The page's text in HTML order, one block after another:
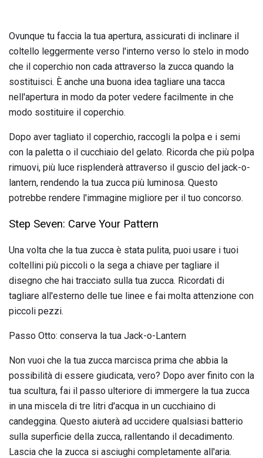
Ovunque tu faccia la tua apertura, assicurati di inclinare il
coltello leggermente verso l'interno verso lo stelo in modo
che il coperchio non cada attraverso la zucca quando la
sostituisci. È anche una buona idea tagliare una tacca
nell'apertura in modo da poter vedere facilmente in che
modo sostituire il coperchio.
Dopo aver tagliato il coperchio, raccogli la polpa e i semi
con la paletta o il cucchiaio del gelato. Ricorda che più polpa
rimuovi, più luce risplenderà attraverso il guscio del jack-o-
lantern, rendendo la tua zucca più luminosa. Questo
potrebbe rendere l'immagine migliore per il tuo concorso.
Step Seven: Carve Your Pattern
Una volta che la tua zucca è stata pulita, puoi usare i tuoi
coltellini più piccoli o la sega a chiave per tagliare il
disegno che hai tracciato sulla tua zucca. Ricordati di
tagliare all'esterno delle tue linee e fai molta attenzione con
piccoli pezzi.
Passo Otto: conserva la tua Jack-o-Lantern
Non vuoi che la tua zucca marcisca prima che abbia la
possibilità di essere giudicata, vero? Dopo aver finito con la
tua scultura, fai il passo ulteriore di immergere la tua zucca
in una miscela di tre litri d'acqua in un cucchiaino di
candeggina. Questo aiuterà ad uccidere qualsiasi batterio
sulla superficie della zucca, rallentando il decadimento.
Lascia che la zucca si asciughi completamente all'aria.